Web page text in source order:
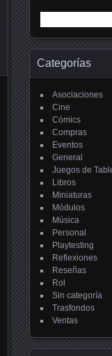
Categorías
Asociaciones
Cine
Cómics
Compras
Eventos
General
Juegos de
Libros
Miniaturas
Módulos
Música
Personal
Playtesting
Reflexiones
Reseñas
Rol
Sin categoría
Trasfondos
Ventas